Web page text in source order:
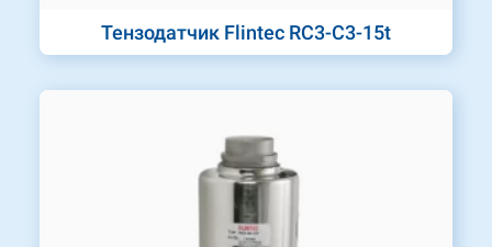
Тензодатчик Flintec RC3-C3-15t